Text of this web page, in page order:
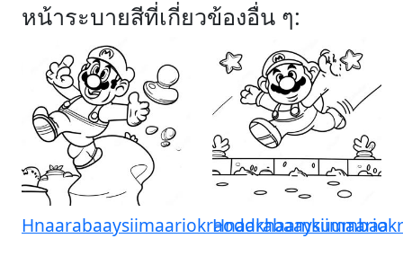
หน้าระบายสีที่เกี่ยวข้องอื่น ๆ:
Hnaarabaaysiimaariokraoddkhaamkuumbaa